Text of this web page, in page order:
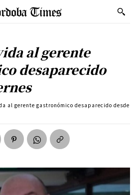
al gerente
desaparecido
al gerente gastronómico desaparecido desde